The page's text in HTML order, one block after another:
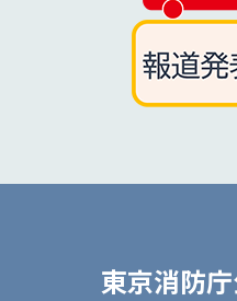
東京消防